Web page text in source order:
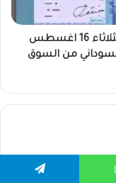
تباين سعر الدولار في السودان اليوم الثلاثاء 16 اغسطس
السوداني من السوق